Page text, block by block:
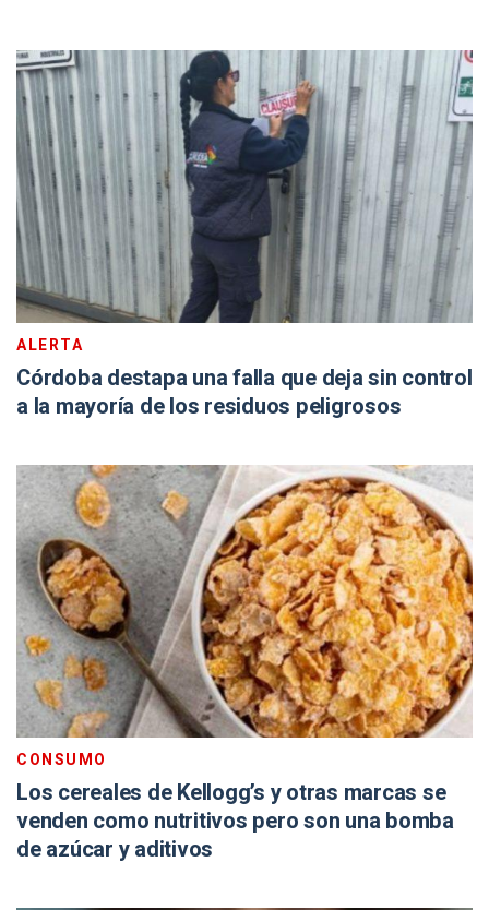
ALERTA
Córdoba destapa una falla que deja sin control
a la mayoría de los residuos peligrosos
CONSUMO
Los cereales de Kellogg’s y otras marcas se
venden como nutritivos pero son una bomba
de azúcar y aditivos